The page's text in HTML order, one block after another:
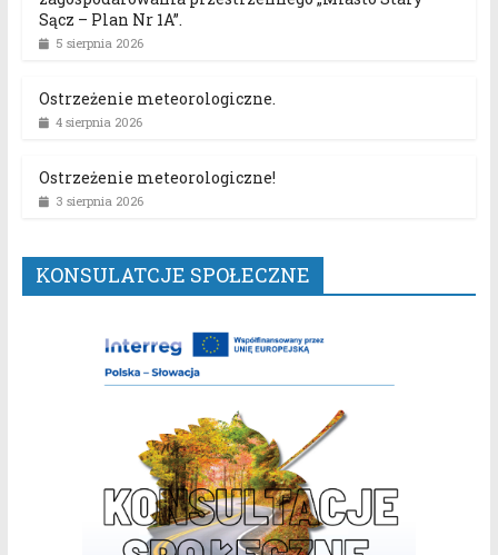
Sącz – Plan Nr 1A”.
5 sierpnia 2026
Ostrzeżenie meteorologiczne.
4 sierpnia 2026
Ostrzeżenie meteorologiczne!
3 sierpnia 2026
KONSULATCJE SPOŁECZNE